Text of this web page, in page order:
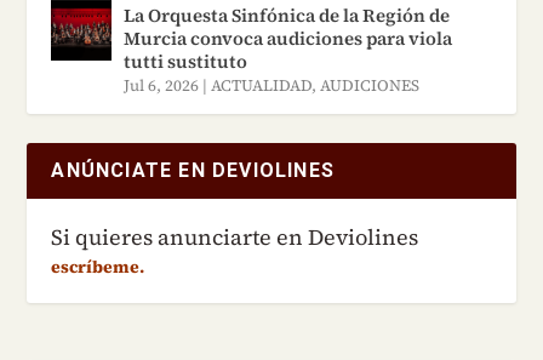
La Orquesta Sinfónica de la Región de
Murcia convoca audiciones para viola
tutti sustituto
Jul 6, 2026 |ACTUALIDAD,AUDICIONES
ANÚNCIATE EN DEVIOLINES
Si quieres anunciarte en Deviolines
escríbeme.